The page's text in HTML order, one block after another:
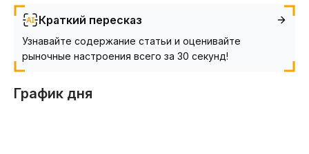
Краткий пересказ
Узнавайте содержание статьи и оценивайте
рыночные настроения всего за 30 секунд!
График дня